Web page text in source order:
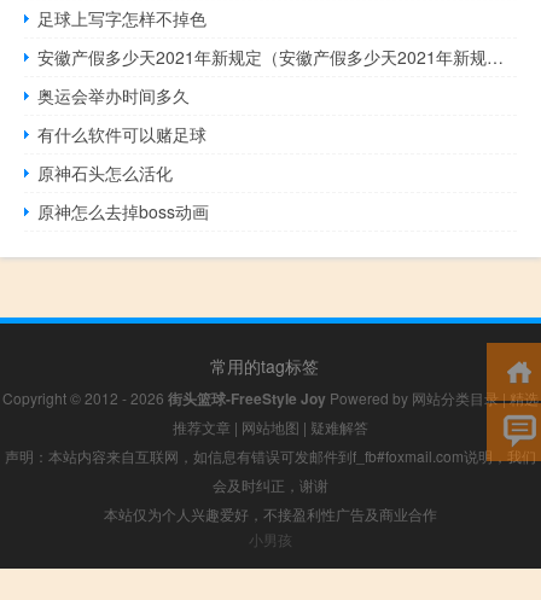
足球上写字怎样不掉色
安徽产假多少天2021年新规定（安徽产假多少天2021年新规定）
奥运会举办时间多久
有什么软件可以赌足球
原神石头怎么活化
原神怎么去掉boss动画
常用的tag标签
Copyright © 2012 - 2026 街头篮球-FreeStyle Joy Powered by 网站分类目录|精选
推荐文章 | 网站地图 | 疑难解答
声明：本站内容来自互联网，如信息有错误可发邮件到f_fb#foxmail.com说明，我们
会及时纠正，谢谢
本站仅为个人兴趣爱好，不接盈利性广告及商业合作
小男孩